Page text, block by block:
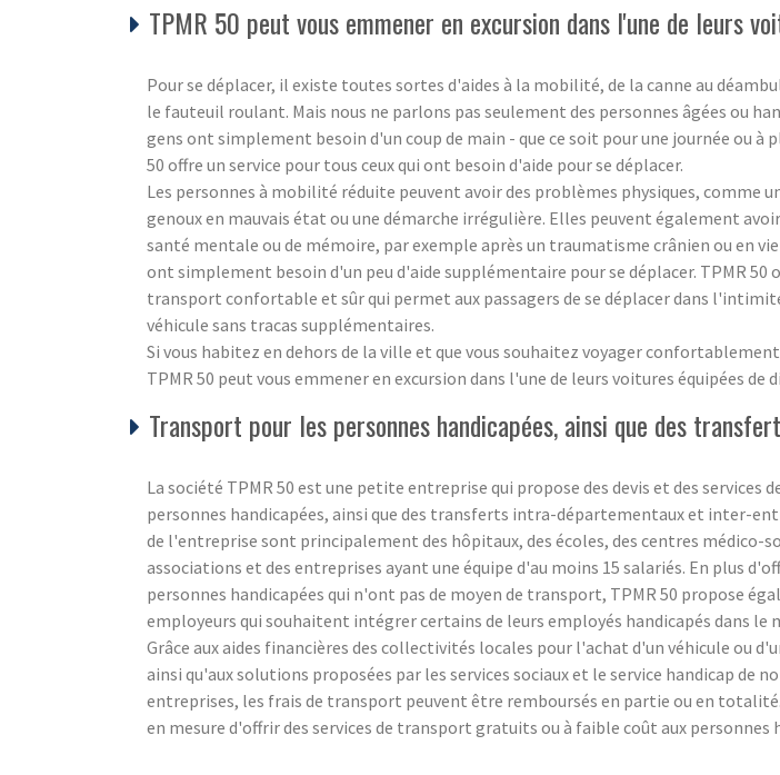
TPMR 50 peut vous emmener en excursion dans l'une de leurs
Pour se déplacer, il existe toutes sortes d'aides à la mobilité, de la canne au
le fauteuil roulant. Mais nous ne parlons pas seulement des personnes âgées ou
gens ont simplement besoin d'un coup de main - que ce soit pour une journée ou à
50 offre un service pour tous ceux qui ont besoin d'aide pour se déplacer.
Les personnes à mobilité réduite peuvent avoir des problèmes physiques, comme
genoux en mauvais état ou une démarche irrégulière. Elles peuvent également
santé mentale ou de mémoire, par exemple après un traumatisme crânien ou en
ont simplement besoin d'un peu d'aide supplémentaire pour se déplacer. TPMR 50
transport confortable et sûr qui permet aux passagers de se déplacer dans
véhicule sans tracas supplémentaires.
Si vous habitez en dehors de la ville et que vous souhaitez voyager
TPMR 50 peut vous emmener en excursion dans l'une de leurs voitures équipées
Transport pour les personnes handicapées, ainsi que des
La société TPMR 50 est une petite entreprise qui propose des devis et des services
personnes handicapées, ainsi que des transferts intra-départementaux et inter-
de l'entreprise sont principalement des hôpitaux, des écoles, des centres médico-
associations et des entreprises ayant une équipe d'au moins 15 salariés. En plus
personnes handicapées qui n'ont pas de moyen de transport, TPMR 50 propose
employeurs qui souhaitent intégrer certains de leurs employés handicapés dans le
Grâce aux aides financières des collectivités locales pour l'achat d'un véhicule ou
ainsi qu'aux solutions proposées par les services sociaux et le service handicap de
entreprises, les frais de transport peuvent être remboursés en partie ou en
en mesure d'offrir des services de transport gratuits ou à faible coût aux personnes